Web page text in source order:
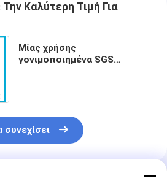
Καλύτερη Τιμή Για
Μίας χρήσης
γονιμοποιημένα SGS
συνεχίσει